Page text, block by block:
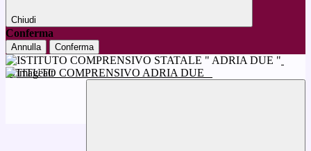
Chiudi
Conferma
Annulla Conferma
ISTITUTO COMPRENSIVO ADRIA DUE